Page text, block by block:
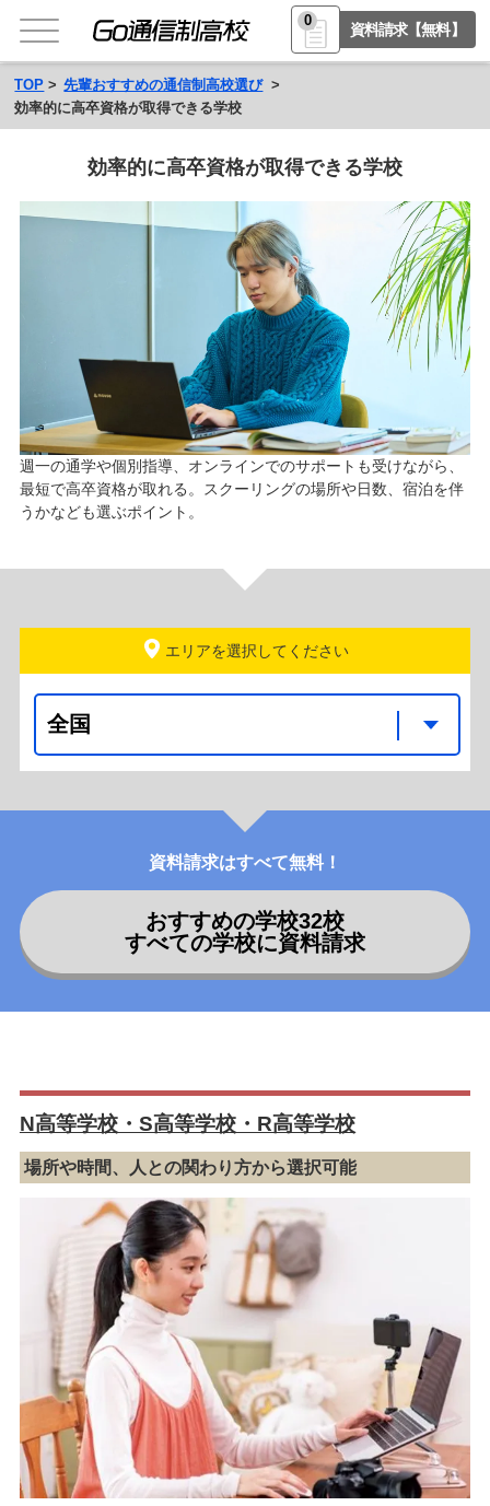
0
資料請求【無料】
TOP
先輩おすすめの通信制高校選び
効率的に高卒資格が取得できる学校
効率的に高卒資格が取得できる学校
週一の通学や個別指導、オンラインでのサポートも受けながら、
最短で高卒資格が取れる。スクーリングの場所や日数、宿泊を伴
うかなども選ぶポイント。
エリアを選択
資料請求はすべて無料！
おすすめの学校32校
すべての学校に資料請求
N高等学校・S高等学校・R高等学校
場所や時間、人との関わり方から選択可能